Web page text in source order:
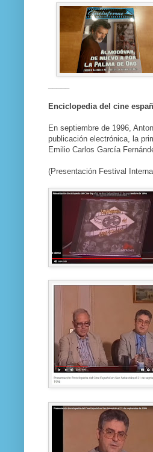
Enciclopedia del cine
En septiembre de 1996,
publicación electrónica, la
Emilio Carlos García
(Presentación Festival